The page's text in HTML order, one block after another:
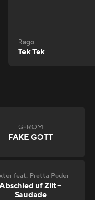
Rago
Tek Tek
G-ROM
FAKE GOTT
feat. Pretta Poder
Abschied uf Ziit –
Saudade